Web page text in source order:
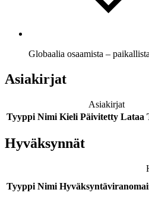
Globaalia osaamista –
Asiakirjat
Asiakirjat
Tyyppi Nimi Kieli Päivitetty Lataa
Hyväksynnät
Tyyppi Nimi